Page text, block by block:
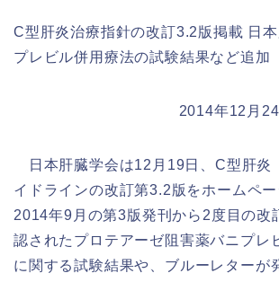
C型肝炎治療指針の改訂3.2版掲載 日
プレビル併用療法の試験結果など追加
2014年12月
日本肝臓学会は12月19日、C型肝炎
イドラインの改訂第3.2版をホームペー
2014年9月の第3版発刊から2度目の改
認されたプロテアーゼ阻害薬バニプレ
に関する試験結果や、ブルーレターが